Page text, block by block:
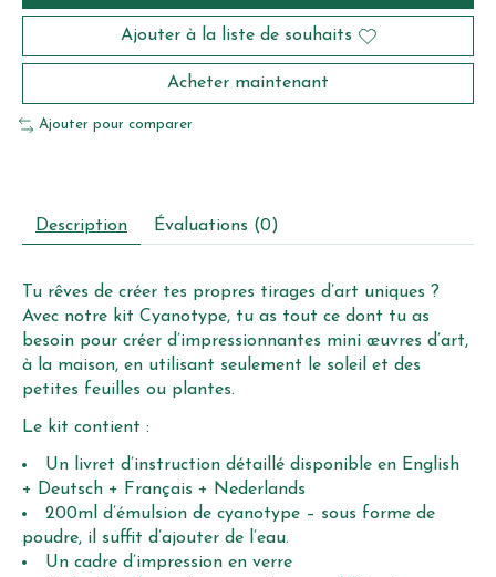
Ajouter à la liste de souhaits
Acheter maintenant
Ajouter pour comparer
Description Évaluations (0)
Tu rêves de créer tes propres tirages d’art uniques ?
Avec notre kit Cyanotype, tu as tout ce dont tu as
besoin pour créer d’impressionnantes mini œuvres d’art,
à la maison, en utilisant seulement le soleil et des
petites feuilles ou plantes.
Le kit contient :
Un livret d’instruction détaillé disponible en English
+ Deutsch + Français + Nederlands
200ml d’émulsion de cyanotype – sous forme de
poudre, il suffit d’ajouter de l’eau.
Un cadre d’impression en verre